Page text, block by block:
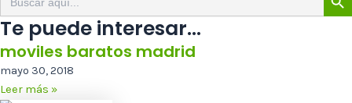
Te puede interesar...
moviles baratos madrid
mayo 30, 2018
Leer más »